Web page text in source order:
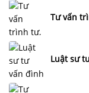
Tư vấn
Luật sư